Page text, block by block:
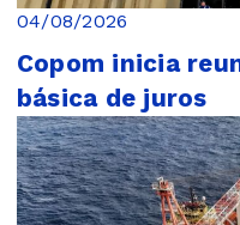
04/08/2026
Copom inicia
básica de juros